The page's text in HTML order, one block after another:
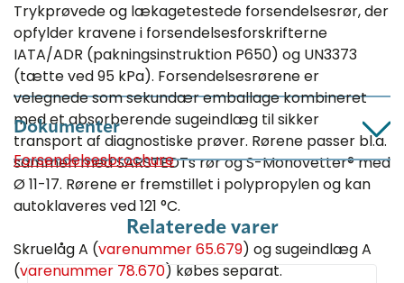
Trykprøvede og lækagetestede forsendelsesrør, der
opfylder kravene i forsendelsesforskrifterne
IATA/ADR (pakningsinstruktion P650) og UN3373
(tætte ved 95 kPa). Forsendelsesrørene er
velegnede som sekundær emballage kombineret
med et absorberende sugeindlæg til sikker
transport af diagnostiske prøver. Rørene passer bl.a.
sammen med SARSTEDTs rør og S-Monovetter® med
Ø 11-17. Rørene er fremstillet i polypropylen og kan
autoklaveres ved 121 °C.
Skruelåg A (varenummer 65.679) og sugeindlæg A
(varenummer 78.670) købes separat.
Dokumenter
Forsendelsesbrochure
Relaterede varer